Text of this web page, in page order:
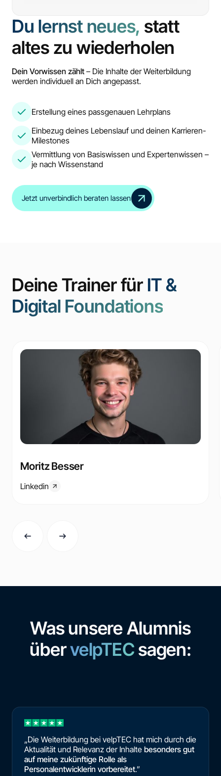
Du lernst neues, statt
altes zu wiederholen
Dein Vorwissen zählt – Die Inhalte der Weiterbildung
werden individuell an Dich angepasst.
Erstellung eines passgenauen Lehrplans
Einbezug deines Lebenslauf und deinen Karrieren-
Milestones
Vermittlung von Basiswissen und Expertenwissen –
je nach Wissenstand
Jetzt unverbindlich beraten lassen
Deine Trainer für IT &
Digital Foundations
Moritz Besser
Linkedin
Was unsere Alumnis
übervelpTEC sagen:
„Die Weiterbildung bei velpTEC hat mich durch die
Aktualität und Relevanz der Inhalte besonders gut
auf meine zukünftige Rolle als
Personalentwicklerin vorbereitet.”